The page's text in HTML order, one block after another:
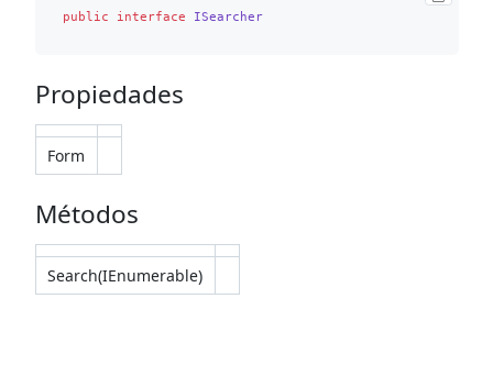
public interface ISearcher
Propiedades
Form
Métodos
Search(IEnumerable)